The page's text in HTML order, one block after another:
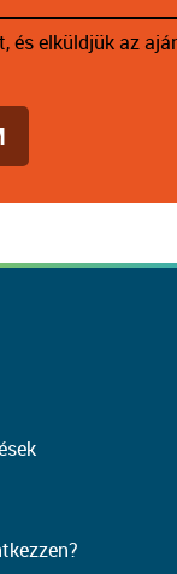
és elküldjük az